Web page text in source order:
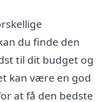
du finde den
til dit budget og
kan være en god
at få den bedste